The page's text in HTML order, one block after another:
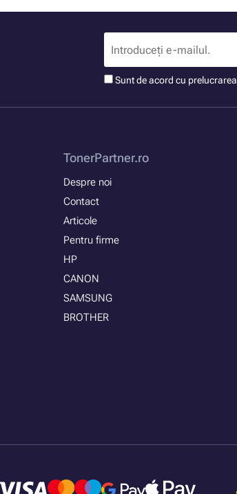
Sunt de acord cu prelucrarea
TonerPartner.ro
Despre noi
Contact
Articole
Pentru firme
HP
CANON
SAMSUNG
BROTHER